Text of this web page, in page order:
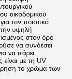
οικοδομικού
τον ποιοτικό
υψηλή
στον όρο
να συνδέσει
να πάρει
με τη UV
το χρώμα των